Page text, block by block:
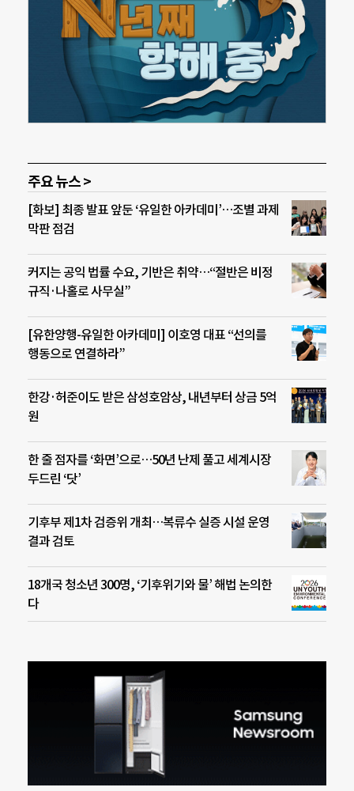
주요 뉴스 >
[화보] 최종 발표 앞둔 ‘유일한 아카데미’…조별 과제
막판 점검
커지는 공익 법률 수요, 기반은 취약…“절반은 비정
규직·나홀로 사무실”
[유한양행-유일한 아카데미] 이호영 대표 “선의를
행동으로 연결하라”
한강·허준이도 받은 삼성호암상, 내년부터 상금 5억
원
한 줄 점자를 ‘화면’으로…50년 난제 풀고 세계시장
두드린 ‘닷’
기후부 제1차 검증위 개최…복류수 실증 시설 운영
결과 검토
18개국 청소년 300명, ‘기후위기와 물’ 해법 논의한
다